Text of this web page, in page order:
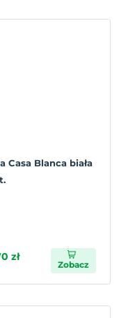
Casa Blanca biała
zł
Zobacz